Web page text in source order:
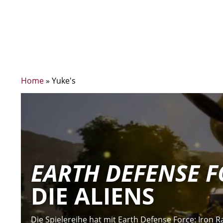
Home» Yuke's
EARTH DEFENSE
DIE ALIENS
Die Spielereihe hat mit Earth Defense Force: Iron